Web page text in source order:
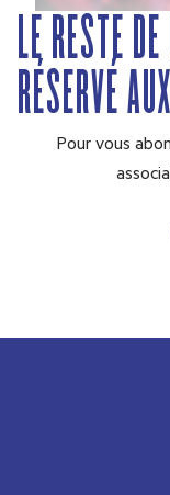
LE RESTE
RÉSERVÉ
Pour vous